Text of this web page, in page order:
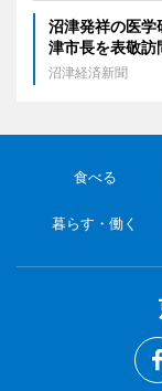
沼津発祥の医
津市長を表敬訪
沼津経済新聞
食べる
暮らす・働く